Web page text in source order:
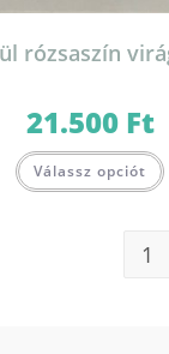
rózsaszín
21.500 Ft
Válassz opciót
1